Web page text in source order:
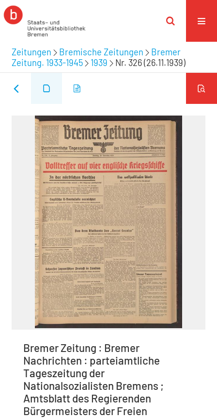
Zeitungen Bremische Zeitungen
Bremer
Zeitung. 1933-1945
1939 Nr. 326 (26.11.1939)
Bremer Zeitung : Bremer
Nachrichten : parteiamtliche
Tageszeitung der
Nationalsozialisten Bremens ;
Amtsblatt des Regierenden
Bürgermeisters der Freien